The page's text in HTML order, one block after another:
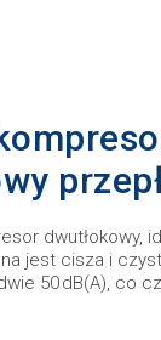
dwutłokowy,
jest cisza i
50 dB(A), co